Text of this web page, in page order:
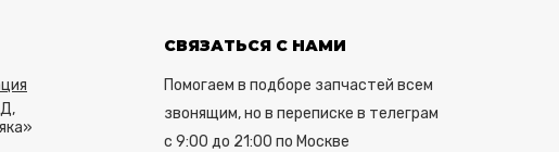
СВЯЗАТЬСЯ С НАМИ
Помогаем в подборе запчастей всем
звонящим, но в переписке в телеграм
с 9:00 до 21:00 по Москве